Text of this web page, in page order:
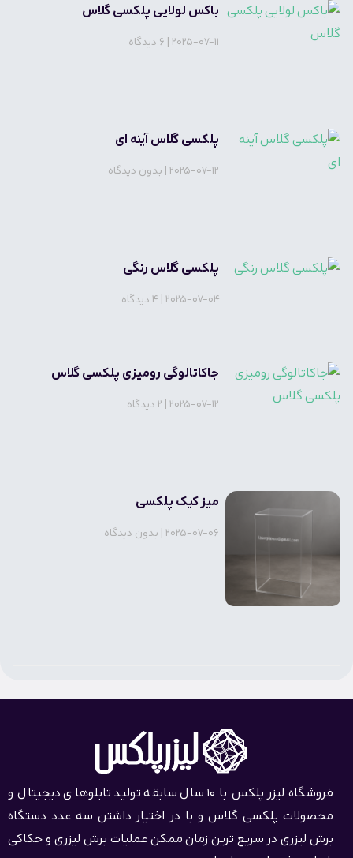
باکس لولایی پلکسی گلاس
2025-07-11
پلکسی گلاس آینه ای
2025-07-12 بدون دیدگاه
پلکسی گلاس رنگی
2025-07-04
جاکاتالوگی رومیزی پلکسی گلاس
2025-07-12
میز کیک پلکسی
2025-07-06 بدون دیدگاه
فروشگاه لیزر پلکس با 10 سال سابقه تولید تابلوهای دیجیتال و
محصولات پلکسی گلاس و با در اختیار داشتن سه عدد دستگاه
برش لیزری در سریع ترین زمان ممکن عملیات برش لیزری و حکاکی